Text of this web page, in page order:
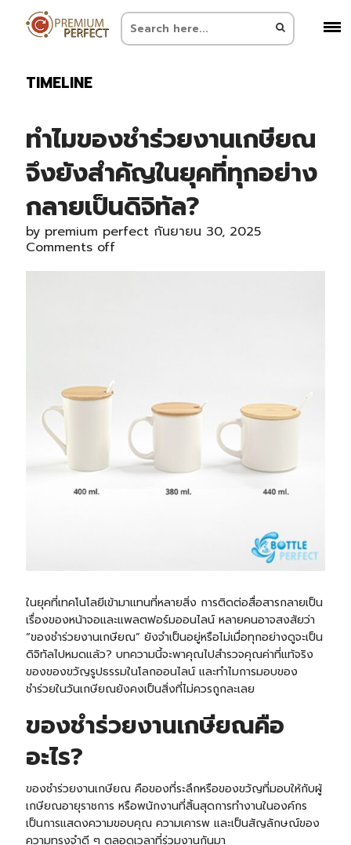
TIMELINE
ทำไมของชำร่วยงานเกษียณ
จึงยังสำคัญในยุคที่ทุกอย่าง
กลายเป็นดิจิทัล?
by premium perfect กันยายน 30, 2025
Comments off
ในยุคที่เทคโนโลยีเข้ามาแทนที่หลายสิ่ง การติดต่อสื่อสารกลายเป็น
เรื่องของหน้าจอและแพลตฟอร์มออนไลน์ หลายคนอาจสงสัยว่า
“ของชำร่วยงานเกษียณ” ยังจำเป็นอยู่หรือไม่เมื่อทุกอย่างดูจะเป็น
ดิจิทัลไปหมดแล้ว? บทความนี้จะพาคุณไปสำรวจคุณค่าที่แท้จริง
ของของขวัญรูปธรรมในโลกออนไลน์ และทำไมการมอบของ
ชำร่วยในวันเกษียณยังคงเป็นสิ่งที่ไม่ควรถูกละเลย
ของชำร่วยงานเกษียณคือ
อะไร?
ของชำร่วยงานเกษียณ คือของที่ระลึกหรือของขวัญที่มอบให้กับผู้
เกษียณอายุราชการ หรือพนักงานที่สิ้นสุดการทำงานในองค์กร
เป็นการแสดงความขอบคุณ ความเคารพ และเป็นสัญลักษณ์ของ
ความทรงจำดี ๆ ตลอดเวลาที่ร่วมงานกันมา